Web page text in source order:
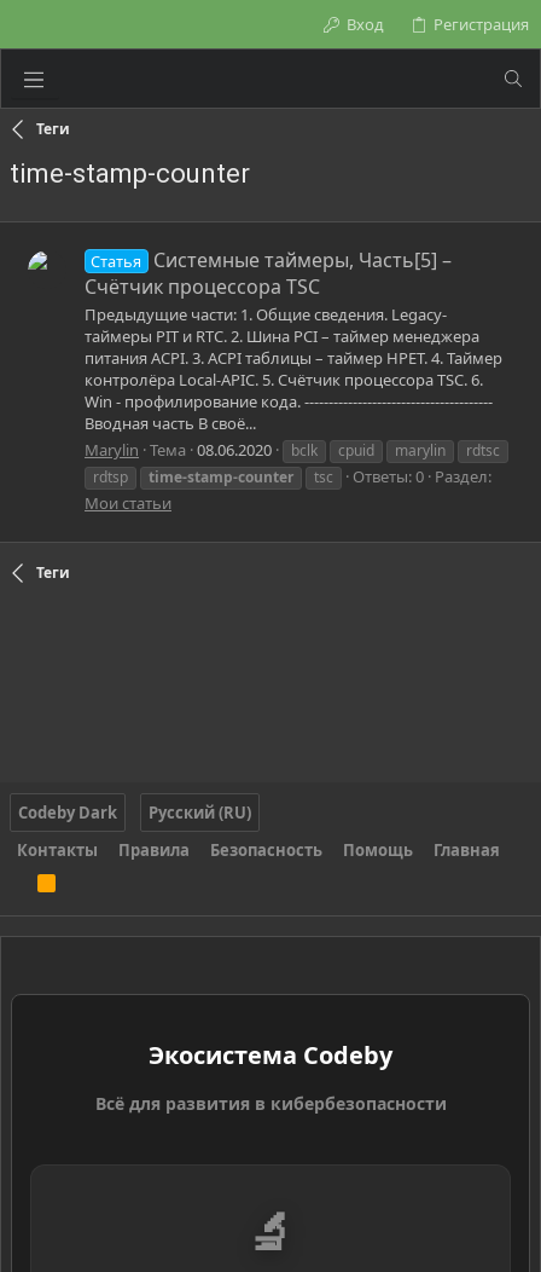
Вход Регистрация
Теги
time-stamp-counter
Статья
Системные таймеры, Часть[5] –
Счётчик процессора TSC
Предыдущие части: 1. Общие сведения. Legacy-
таймеры PIT и RTC. 2. Шина PCI – таймер менеджера
питания ACPI. 3. ACPI таблицы – таймер HPET. 4. Таймер
контролёра Local-APIC. 5. Счётчик процессора TSC. 6.
Win - профилирование кода. ---------------------------------------
Вводная часть В своё...
Marylin Тема 08.06.2020 bclk cpuid marylin
rdtsc
rdtsp
time-stamp-counter tsc Ответы: 0 Раздел:
Мои статьи
Теги
Codeby Dark
Русский (RU)
Контакты
Правила Безопасность Помощь Главная
S
Экосистема Codeby
Всё для развития в кибербезопасности
🔬